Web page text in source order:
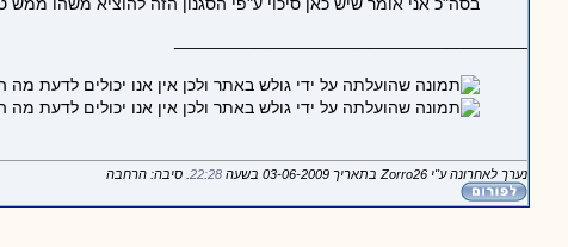
בסה"כ אני אומר שיש כאן סיכוי ע"פי הסגנון הזה להוציא משהו ממש
נערך לאחרונה ע"י Zorro26 בתאריך 03-06-2009 בשעה 22:28. סיבה: הרחבה